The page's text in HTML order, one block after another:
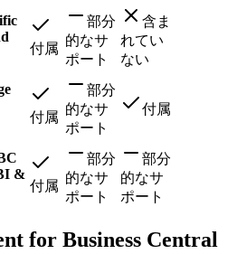
付属
部分
的なサ
ポート
含ま
れてい
ない
付属
部分
的なサ
ポート
付属
&
付属
部分
的なサ
ポート
部分
的なサ
ポート
for Business Central